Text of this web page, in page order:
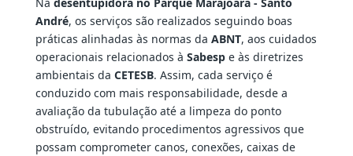
Na desentupidora no Parque Marajoara - Santo
André, os serviços são realizados seguindo boas
práticas alinhadas às normas da ABNT, aos cuidados
operacionais relacionados à Sabespe às diretrizes
ambientais da CETESB. Assim, cada serviço é
conduzido com mais responsabilidade, desde a
avaliação da tubulação até a limpeza do ponto
obstruído, evitando procedimentos agressivos que
possam comprometer canos, conexões, caixas de